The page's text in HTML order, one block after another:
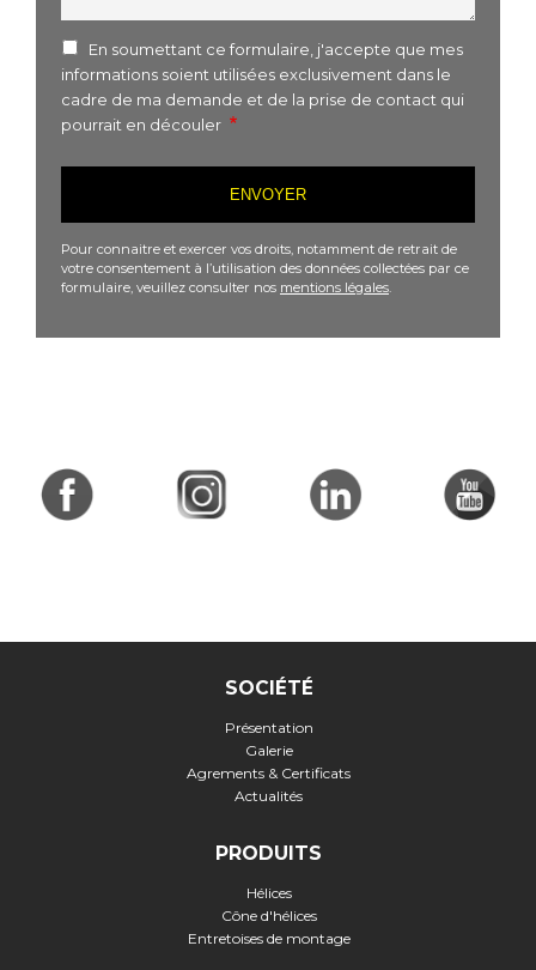
En soumettant ce formulaire, j'accepte que mes
informations soient utilisées exclusivement dans le
cadre de ma demande et de la prise de contact qui
pourrait en découler
Pour connaitre et exercer vos droits, notamment de retrait de
votre consentement à l’utilisation des données collectées par ce
formulaire, veuillez consulter nos mentions légales
SOCIÉTÉ
Présentation
Galerie
Agrements & Certificats
Actualités
PRODUITS
Hélices
Cône d'hélices
Entretoises de montage